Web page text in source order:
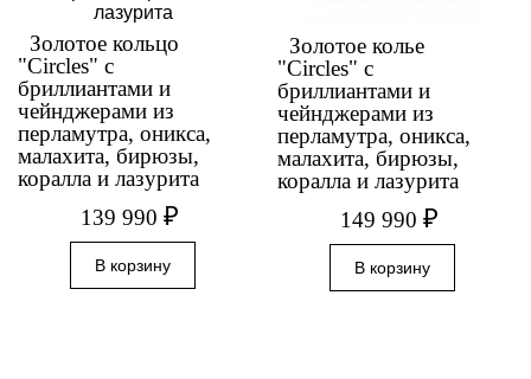
Золотое кольцо
"Circles" с
бриллиантами и
чейнджерами из
перламутра, оникса,
малахита, бирюзы,
коралла и лазурита
139 990₽
Золотое колье
"Circles" с
бриллиантами и
чейнджерами из
перламутра, оникса,
малахита, бирюзы,
коралла и лазурита
149 990 ₽